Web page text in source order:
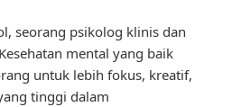
seorang psikolog klinis dan
mental yang baik
untuk lebih fokus, kreatif,
tinggi dalam